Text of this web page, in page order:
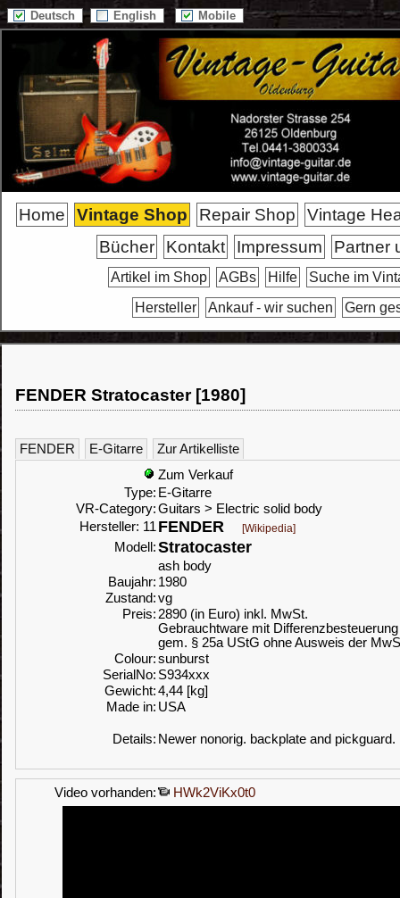
Deutsch English Mobile
Home Vintage Shop Repair Shop
Vintage
Bücher
Kontakt Impressum Partner
Artikel im Shop AGBs Hilfe
Suche im
Hersteller
Ankauf - wir suchen Gern
FENDER Stratocaster [1980]
FENDER E-Gitarre
Zur Artikelliste
Zum Verkauf
Type: E-Gitarre
VR-Category:Guitars > Electric solid body
Hersteller: 11 FENDER [Wikipedia]
Modell:Stratocaster
ash body
Baujahr: 1980
Zustand:vg
Preis: 2890 (in Euro) inkl. MwSt.
Gebrauchtware mit Differenzbesteuerung
gem. § 25a UStG ohne Ausweis der
Colour:sunburst
SerialNo: S934xxx
Gewicht:4,44 [kg]
Made in: USA
Details: Newer nonorig. backplate and pickguard.
Video vorhanden: HWk2ViKx0t0